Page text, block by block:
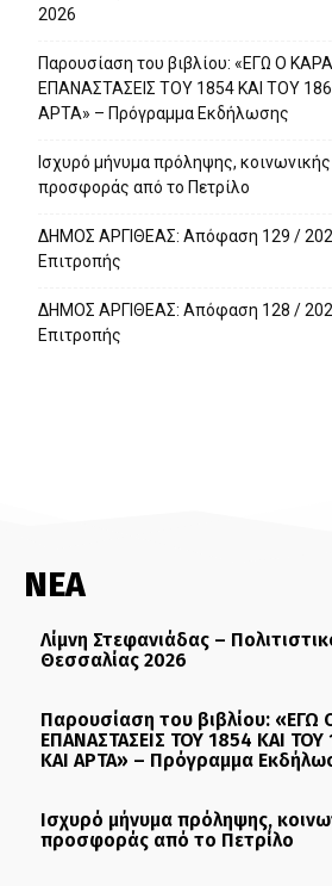
2026
Παρουσίαση του βιβλίου: «ΕΓΩ Ο
ΕΠΑΝΑΣΤΑΣΕΙΣ ΤΟΥ 1854 ΚΑΙ ΤΟΥ
ΑΡΤΑ» – Πρόγραμμα Εκδήλωσης
Ισχυρό μήνυμα πρόληψης, κοινωνικής
προσφοράς από το Πετρίλο
ΔΗΜΟΣ ΑΡΓΙΘΕΑΣ: Απόφαση 129 /
Επιτροπής
ΔΗΜΟΣ ΑΡΓΙΘΕΑΣ: Απόφαση 128 /
Επιτροπής
ΝΕΑ
Λίμνη Στεφανιάδας –
Θεσσαλίας 2026
Παρουσίαση του βιβλίου: «ΕΓΩ
ΕΠΑΝΑΣΤΑΣΕΙΣ ΤΟΥ 1854 ΚΑΙ ΤΟΥ
ΚΑΙ ΑΡΤΑ» – Πρόγραμμα
Ισχυρό μήνυμα πρόληψης,
προσφοράς από το Πετρίλο